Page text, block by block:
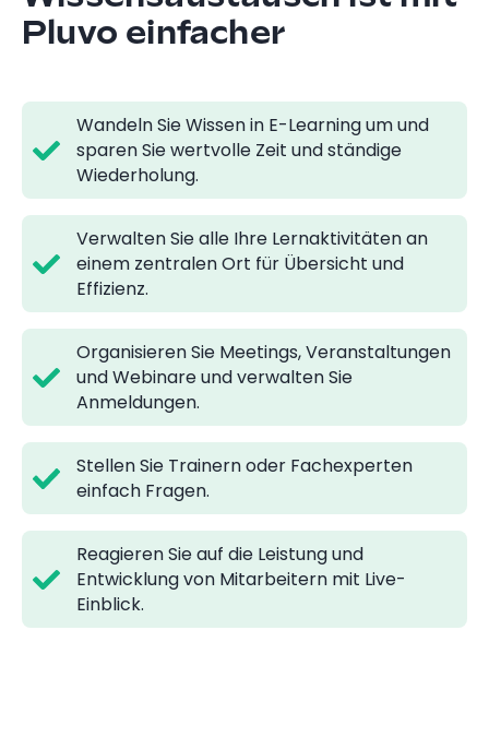
Pluvo einfacher
Wandeln Sie Wissen in E-Learning um und
sparen Sie wertvolle Zeit und ständige
Wiederholung.
Verwalten Sie alle Ihre Lernaktivitäten an
einem zentralen Ort für Übersicht und
Effizienz.
Organisieren Sie Meetings, Veranstaltungen
und Webinare und verwalten Sie
Anmeldungen.
Stellen Sie Trainern oder Fachexperten
einfach Fragen.
Reagieren Sie auf die Leistung und
Entwicklung von Mitarbeitern mit Live-
Einblick.